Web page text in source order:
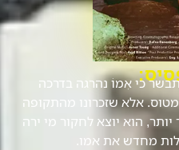
בן 13, הוא התבשר כי אִמוֹ נהרגה בדרכה
אלא שזכרונו מהתקופה
שנה מאוחר יותר, הוא יוצא לחקור מי ירה
מחדש את אמו.